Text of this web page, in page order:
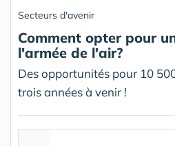
Secteurs d'avenir
Comment opter pour
l'armée de l'air?
Des opportunités pour 10
trois années à venir !